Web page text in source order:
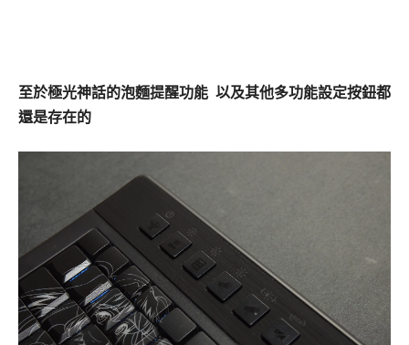
至於極光神話的泡麵提醒功能 以及其他多功能設定按鈕都
還是存在的